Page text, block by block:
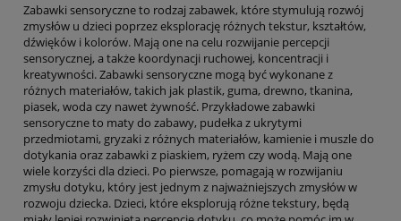
Zabawki sensoryczne to rodzaj zabawek, które stymulują rozwój
zmysłów u dzieci poprzez eksplorację różnych tekstur, kształtów,
dźwięków i kolorów. Mają one na celu rozwijanie percepcji
sensorycznej, a także koordynacji ruchowej, koncentracji i
kreatywności. Zabawki sensoryczne mogą być wykonane z
różnych materiałów, takich jak plastik, guma, drewno, tkanina,
piasek, woda czy nawet żywność. Przykładowe zabawki
sensoryczne to maty do zabawy, pudełka z ukrytymi
przedmiotami, gryzaki z różnych materiałów, kamienie i muszle do
dotykania oraz zabawki z piaskiem, ryżem czy wodą. Mają one
wiele korzyści dla dzieci. Po pierwsze, pomagają w rozwijaniu
zmysłu dotyku, który jest jednym z najważniejszych zmysłów w
rozwoju dziecka. Dzieci, które eksplorują różne tekstury, będą